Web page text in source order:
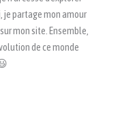
je partage mon amour
mon site. Ensemble,
de ce monde